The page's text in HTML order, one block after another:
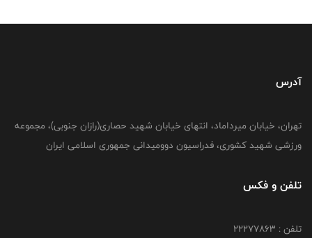
آدرس
تهران، خیابان میرداماد، انتهای خیابان شهید حصاری(رازان جنوبی)، مجموعه
ورزشی شهید کشوری، فدراسیون دوومیدانی جمهوری اسلامی ایران
تلفن و فکس
تلفن : 22277863